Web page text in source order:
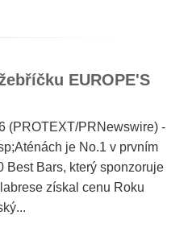
EUROPE'S
(PROTEXT/PRNewswire) -
je No.1 v prvním
Best Bars, který sponzoruje
získal cenu Roku